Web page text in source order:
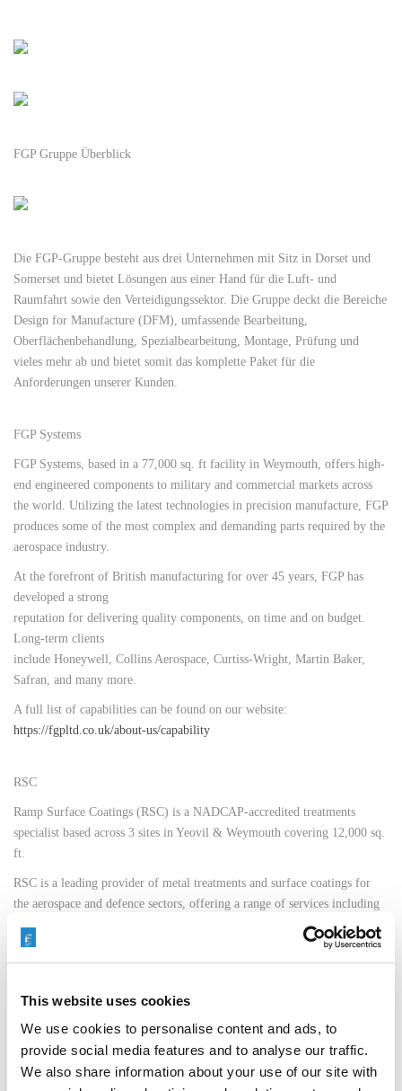
This website uses cookies
We use cookies to personalise content and ads, to
provide social media features and to analyse our traffic.
We also share information about your use of our site with
FGP Gruppe Überblick
Die FGP-Gruppe besteht aus drei Unternehmen mit Sitz in Dorset und
Somerset und bietet Lösungen aus einer Hand für die Luft- und
Raumfahrt sowie den Verteidigungssektor. Die Gruppe deckt die Bereiche
Design for Manufacture (DFM), umfassende Bearbeitung,
Oberflächenbehandlung, Spezialbearbeitung, Montage, Prüfung und
vieles mehr ab und bietet somit das komplette Paket für die
Anforderungen unserer Kunden.
FGP Systems
FGP Systems, based in a 77,000 sq. ft facility in Weymouth, offers high-
end engineered components to military and commercial markets across
the world. Utilizing the latest technologies in precision manufacture, FGP
produces some of the most complex and demanding parts required by the
aerospace industry.
At the forefront of British manufacturing for over 45 years, FGP has
developed a strong
reputation for delivering quality components, on time and on budget.
Long-term clients
include Honeywell, Collins Aerospace, Curtiss-Wright, Martin Baker,
Safran, and many more.
A full list of capabilities can be found on our website:
https://fgpltd.co.uk/about-us/capability
RSC
Ramp Surface Coatings (RSC) is a NADCAP-accredited treatments
specialist based across 3 sites in Yeovil & Weymouth covering 12,000 sq.
ft.
RSC is a leading provider of metal treatments and surface coatings for
the aerospace and defence sectors, offering a range of services including
lab testing & REACH compliance for some of the UK’s biggest
companies.
https://rampsurfacecoatings.co.uk/services
FGP Lufton
FGP Lufton, based in Yeovil, is an AS9100D and NADCAP accredited
site offering a wide range of special processes, as well as having its own
machining capability. The company has an extensive portfolio of parts,